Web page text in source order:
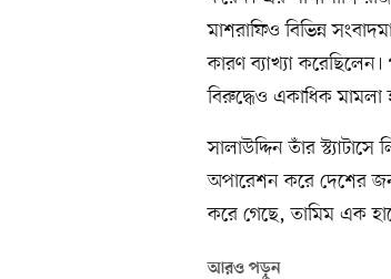
মাশরাফিও বিভিন্ন
কারণ ব্যাখ্যা
বিরুদ্ধেও একাধিক
সালাউদ্দিন তাঁর
অপারেশন করে দেশের
করে গেছে, তামিম এক
আরও পড়ুন